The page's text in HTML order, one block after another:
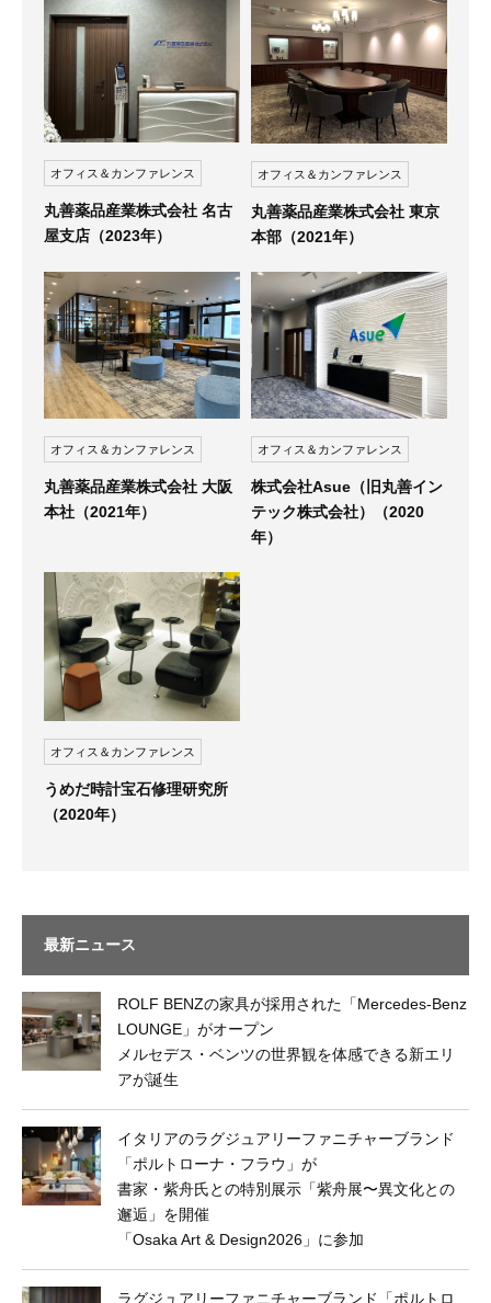
オフィス＆カンファレンス
丸善薬品産業株式会社 名古
屋支店（2023年）
オフィス＆カンファレンス
丸善薬品産業株式会社 東京
本部（2021年）
オフィス＆カンファレンス
丸善薬品産業株式会社 大阪
本社（2021年）
オフィス＆カンファレンス
株式会社Asue（旧丸善イン
テック株式会社）（2020
年）
オフィス＆カンファレンス
うめだ時計宝石修理研究所
（2020年）
最新ニュース
ROLF BENZの家具が採用された「Mercedes-Benz
LOUNGE」がオープン
メルセデス・ベンツの世界観を体感できる新エリ
アが誕生
イタリアのラグジュアリーファニチャーブランド
「ポルトローナ・フラウ」が
書家・紫舟氏との特別展示「紫舟展〜異文化との
邂逅」を開催
「Osaka Art & Design2026」に参加
ラグジュアリーファニチャーブランド「ポルトロ